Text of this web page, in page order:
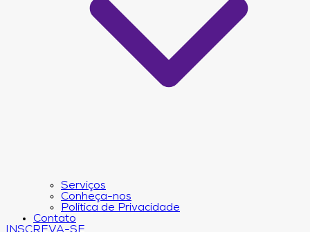
Serviços
Conheça-nos
Política de Privacidade
Contato